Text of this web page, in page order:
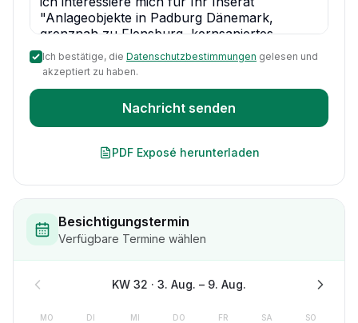
Ich bestätige, die Datenschutzbestimmungen gelesen und
akzeptiert zu haben.
Nachricht senden
PDF Exposé herunterladen
Besichtigungstermin
Verfügbare Termine wählen
KW 32 · 3. Aug. – 9. Aug.
MO DI MI DO FR SA SO